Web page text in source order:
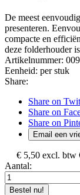
De meest
presenteren.
compacte en
deze folderhouder
Artikelnummer:
Eenheid: per stuk
Share:
Share on
Share on
Share on
Email een
€ 5,50 excl. btw
Aantal:
Bestel nu!